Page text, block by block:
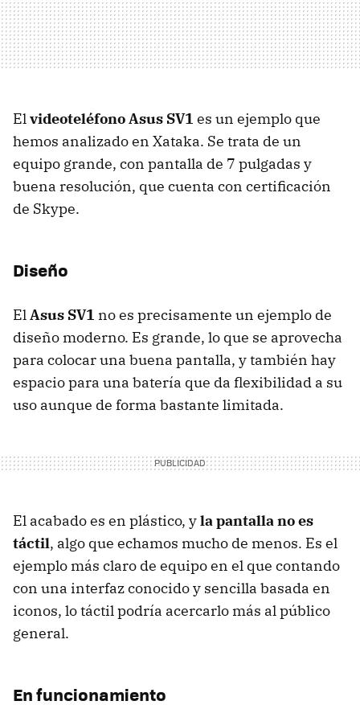
Elvideoteléfono Asus SV1 es un ejemplo que
hemos analizado en Xataka. Se trata de un
equipo grande, con pantalla de 7 pulgadas y
buena resolución, que cuenta con certificación
de Skype.
Diseño
ElAsus SV1 no es precisamente un ejemplo de
diseño moderno. Es grande, lo que se aprovecha
para colocar una buena pantalla, y también hay
espacio para una batería que da flexibilidad a su
uso aunque de forma bastante limitada.
El acabado es en plástico, yla pantalla no es
táctil, algo que echamos mucho de menos. Es el
ejemplo más claro de equipo en el que contando
con una interfaz conocido y sencilla basada en
iconos, lo táctil podría acercarlo más al público
general.
En funcionamiento